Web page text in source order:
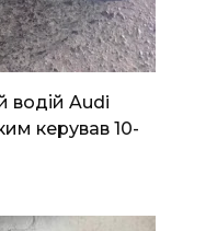
водій Audi
керував 10-